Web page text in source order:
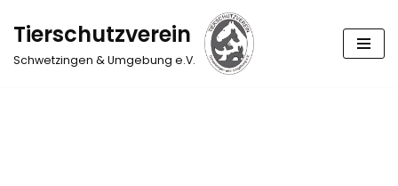
Zum
Inhalt
Tierschutzverein
Schwetzingen & Umgebung e.V.